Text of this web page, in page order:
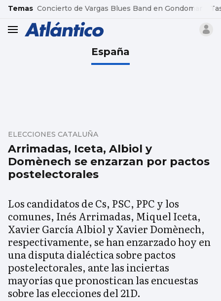
common.go-to-content
Temas Concierto de Vargas Blues Band en Gondomar
header.menu.open
España
Arrimadas, Iceta, Albiol y
Domènech se enzarzan por pactos
postelectorales
ELECCIONES CATALUÑA
Los candidatos de Cs, PSC, PPC y los
comunes, Inés Arrimadas, Miquel Iceta,
Xavier García Albiol y Xavier Domènech,
respectivamente, se han enzarzado hoy en
una disputa dialéctica sobre pactos
postelectorales, ante las inciertas
mayorías que pronostican las encuestas
sobre las elecciones del 21D.